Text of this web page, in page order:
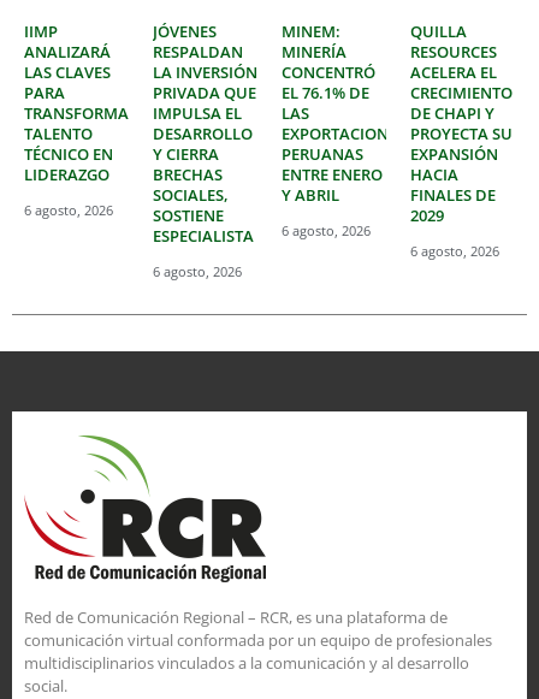
IIMP
ANALIZARÁ
LAS CLAVES
PARA
TRANSFORMAR
TALENTO
TÉCNICO EN
LIDERAZGO
6 agosto, 2026
JÓVENES
RESPALDAN
LA INVERSIÓN
PRIVADA QUE
IMPULSA EL
DESARROLLO
Y CIERRA
BRECHAS
SOCIALES,
SOSTIENE
ESPECIALISTA
6 agosto, 2026
MINEM:
MINERÍA
CONCENTRÓ
EL 76.1% DE
LAS
EXPORTACIONES
PERUANAS
ENTRE ENERO
Y ABRIL
6 agosto, 2026
QUILLA
RESOURCES
ACELERA EL
CRECIMIENTO
DE CHAPI Y
PROYECTA SU
EXPANSIÓN
HACIA
FINALES DE
2029
6 agosto, 2026
Red de Comunicación Regional – RCR, es una plataforma de
comunicación virtual conformada por un equipo de profesionales
multidisciplinarios vinculados a la comunicación y al desarrollo
social.